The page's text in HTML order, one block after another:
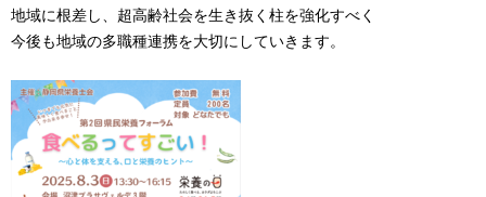
地域に根差し、超高齢社会を生き抜く柱を強化すべく
今後も地域の多職種連携を大切にしていきます。